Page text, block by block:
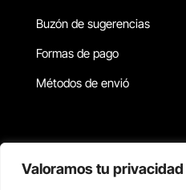
Valoramos tu privacidad
Buzón de sugerencias
Formas de pago
Métodos de envió